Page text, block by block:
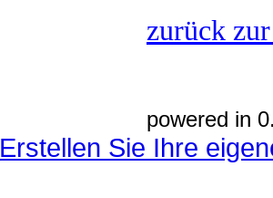
zurück
powered in
Erstellen Sie Ihre